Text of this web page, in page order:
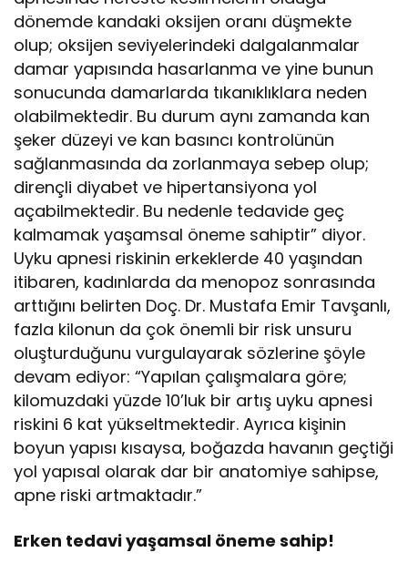
dönemde kandaki oksijen oranı düşmekte
olup; oksijen seviyelerindeki dalgalanmalar
damar yapısında hasarlanma ve yine bunun
sonucunda damarlarda tıkanıklıklara neden
olabilmektedir. Bu durum aynı zamanda kan
şeker düzeyi ve kan basıncı kontrolünün
sağlanmasında da zorlanmaya sebep olup;
dirençli diyabet ve hipertansiyona yol
açabilmektedir. Bu nedenle tedavide geç
kalmamak yaşamsal öneme sahiptir” diyor.
Uyku apnesi riskinin erkeklerde 40 yaşından
itibaren, kadınlarda da menopoz sonrasında
arttığını belirten Doç. Dr. Mustafa Emir Tavşanlı,
fazla kilonun da çok önemli bir risk unsuru
oluşturduğunu vurgulayarak sözlerine şöyle
devam ediyor: “Yapılan çalışmalara göre;
kilomuzdaki yüzde 10’luk bir artış uyku apnesi
riskini 6 kat yükseltmektedir. Ayrıca kişinin
boyun yapısı kısaysa, boğazda havanın geçtiği
yol yapısal olarak dar bir anatomiye sahipse,
apne riski artmaktadır.”
Erken tedavi yaşamsal öneme sahip!